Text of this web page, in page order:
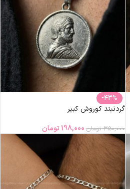
-43%
گردنبند کوروش کبیر
350,000 تومان 198,000 تومان